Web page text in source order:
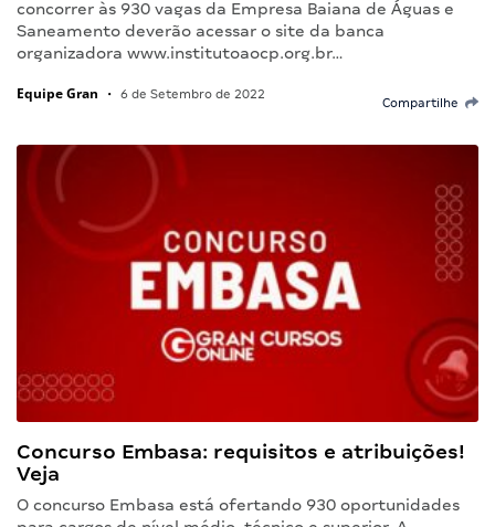
concorrer às 930 vagas da Empresa Baiana de Águas e
Saneamento deverão acessar o site da banca
organizadora www.institutoaocp.org.br…
Equipe Gran • 6 de Setembro de 2022
Compartilhe
Concurso Embasa: requisitos e atribuições!
Veja
O concurso Embasa está ofertando 930 oportunidades